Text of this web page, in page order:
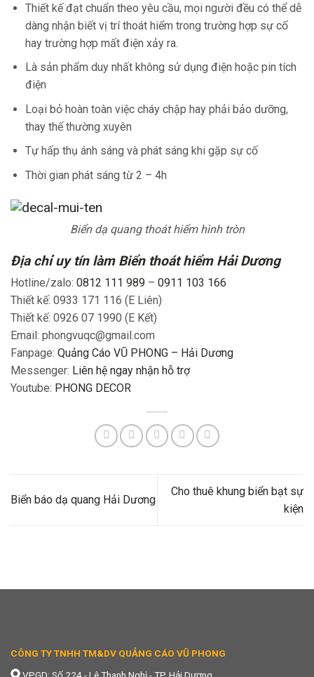
Thiết kế đạt chuẩn theo yêu cầu, mọi người đều có thể dễ
dàng nhận biết vị trí thoát hiểm trong trường hợp sự cố
hay trường hợp mất điện xảy ra.
Là sản phẩm duy nhất không sử dụng điện hoặc pin tích
điện
Loại bỏ hoàn toàn việc cháy chập hay phải bảo dưỡng,
thay thế thường xuyên
Tự hấp thụ ánh sáng và phát sáng khi gặp sự cố
Thời gian phát sáng từ 2 – 4h
Biển dạ quang thoát hiểm hình tròn
Địa chỉ uy tín làm Biển thoát hiểm Hải Dương
Hotline/zalo: 0812 111 989 – 0911 103 166
Thiết kế: 0933 171 116 (E Liên)
Thiết kế: 0926 07 1990 (E Kết)
Email: phongvuqc@gmail.com
Fanpage: Quảng Cáo VŨ PHONG – Hải Dương
Messenger: Liên hệ ngay nhận hỗ trợ
Youtube: PHONG DECOR
Biển báo dạ quang Hải Dương
Cho thuê khung biển bạt sự
kiện
CÔNG TY TNHH TM&DV QUẢNG CÁO VŨ PHONG